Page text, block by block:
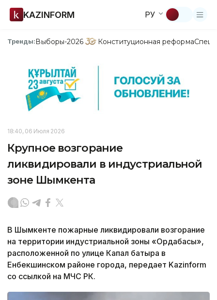
KAZINFORM РУ
Тренды:Выборы-2026 Конституционная реформа
18:40, 06 Июля 2026
Крупное возгорание
ликвидировали в индустриальной
зоне Шымкента
В Шымкенте пожарные ликвидировали возгорание
на территории индустриальной зоны «Ордабасы»,
расположенной по улице Капал батыра в
Енбекшинском районе города, передает Kazinform
со ссылкой на МЧС РК.